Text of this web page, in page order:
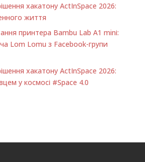
хакатону ActInSpace 2026:
життя
принтера Bambu Lab A1 minі:
Lom Lomu з Facebook-групи
хакатону ActInSpace 2026:
у космосі #Space 4.0